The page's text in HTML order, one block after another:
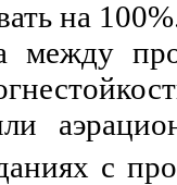
на
с